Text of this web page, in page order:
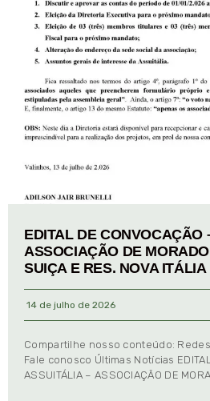
EDITAL DE CONVOCAÇÃO
ASSOCIAÇÃO DE
SUIÇA E RES. NOVA ITÁLIA
14 de julho de 2026
Compartilhe nosso conteúdo: Redes
Fale conosco Últimas Notícias EDITAL
ASSUITÁLIA – ASSOCIAÇÃO DE